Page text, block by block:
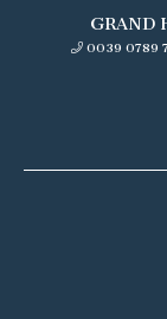
GRAND
0039 0789